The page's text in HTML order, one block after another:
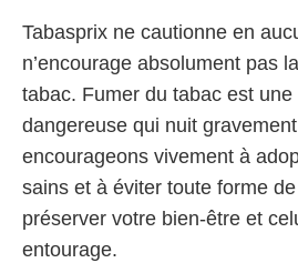
Tabasprix ne cautionne en
n’encourage absolument pas
tabac. Fumer du tabac est une
dangereuse qui nuit
encourageons vivement à
sains et à éviter toute forme
préserver votre bien-être et
entourage.